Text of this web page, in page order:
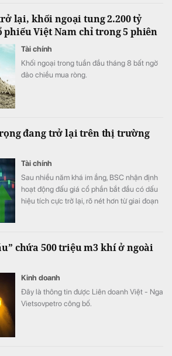
lại, khối ngoại tung 2.200 tỷ
phiếu Việt Nam chỉ trong 5 phiên
Tài chính
Khối ngoại trong tuần đầu tháng 8 bất ngờ
đảo chiều mua ròng.
đang trở lại trên thị trường
Tài chính
Sau nhiều năm khá im ắng, BSC nhận định
hoạt động đấu giá cổ phần bắt đầu có dấu
hiệu tích cực trở lại, rõ nét hơn từ giai đoạn
chứa 500 triệu m3 khí ở ngoài
Kinh doanh
Đây là thông tin được Liên doanh Việt - Nga
Vietsovpetro công bố.